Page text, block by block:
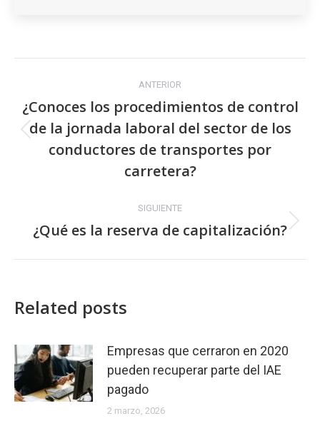
sancionar
un
tiempo
para
un
trabajador?
Navegación
entre
publicaciones
ANTERIOR
Publicación
anterior:
¿Conoces los procedimientos de control
de la jornada laboral del sector de los
conductores de transportes por
carretera?
SIGUIENTE
Publicación
¿Qué es la reserva de capitalización?
Related posts
Empresas que cerraron en 2020
pueden recuperar parte del IAE
pagado
2 marzo, 2026